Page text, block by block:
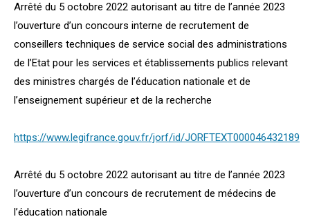
Arrêté du 5 octobre 2022 autorisant au titre de l’année 2023
l’ouverture d’un concours interne de recrutement de
conseillers techniques de service social des administrations
de l’Etat pour les services et établissements publics relevant
des ministres chargés de l’éducation nationale et de
l’enseignement supérieur et de la recherche
https://www.legifrance.gouv.fr/jorf/id/JORFTEXT000046432189
Arrêté du 5 octobre 2022 autorisant au titre de l’année 2023
l’ouverture d’un concours de recrutement de médecins de
l’éducation nationale